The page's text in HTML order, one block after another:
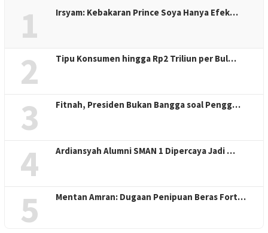
1 Irsyam: Kebakaran Prince Soya Hanya Efek…
2 Tipu Konsumen hingga Rp2 Triliun per Bul…
3 Fitnah, Presiden Bukan Bangga soal Pengg…
4 Ardiansyah Alumni SMAN 1 Dipercaya Jadi …
5 Mentan Amran: Dugaan Penipuan Beras Fort…